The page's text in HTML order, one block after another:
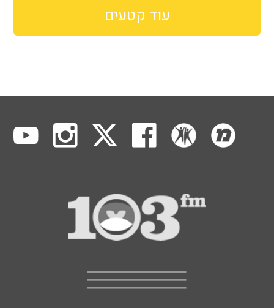
עוד קטעים